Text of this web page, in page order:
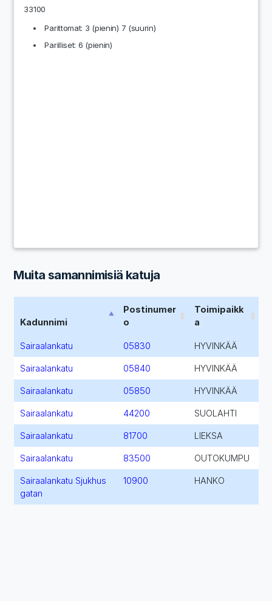
33100
Parittomat: 3 (pienin) 7 (suurin)
Parilliset: 6 (pienin)
Muita samannimisiä katuja
Kadunnimi
Postinumer
o
Toimipaikk
a
Sairaalankatu 05830 HYVINKÄÄ
Sairaalankatu 05840 HYVINKÄÄ
Sairaalankatu 05850 HYVINKÄÄ
Sairaalankatu 44200 SUOLAHTI
Sairaalankatu 81700 LIEKSA
Sairaalankatu 83500 OUTOKUMPU
Sairaalankatu Sjukhus
gatan
10900 HANKO